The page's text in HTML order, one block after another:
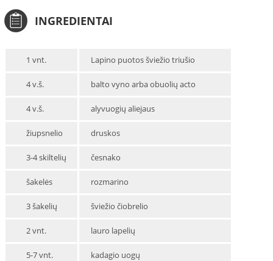
INGREDIENTAI
1 vnt. Lapino puotos šviežio triušio
4 v.š. balto vyno arba obuolių acto
4 v.š. alyvuogių aliejaus
žiupsnelio druskos
3-4 skiltelių česnako
šakelės rozmarino
3 šakelių šviežio čiobrelio
2 vnt. lauro lapelių
5-7 vnt. kadagio uogų